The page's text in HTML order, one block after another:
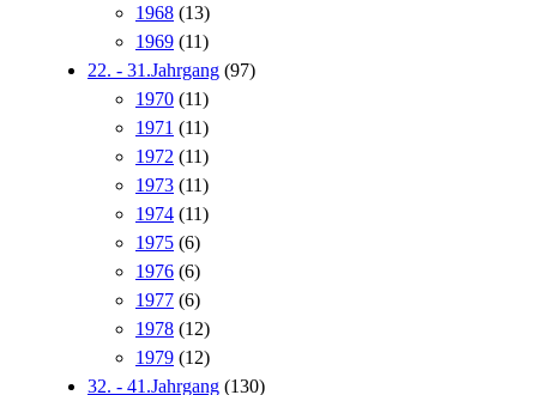
1968 (13)
1969 (11)
22. - 31.Jahrgang (97)
1970 (11)
1971 (11)
1972 (11)
1973 (11)
1974 (11)
1975 (6)
1976 (6)
1977 (6)
1978 (12)
1979 (12)
32. - 41.Jahrgang (130)